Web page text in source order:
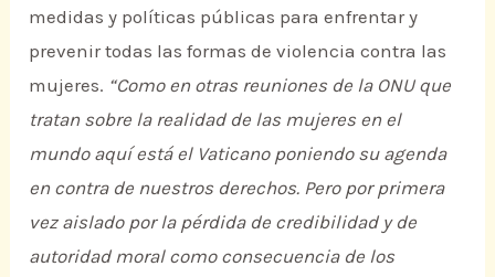
medidas y políticas públicas para enfrentar y
prevenir todas las formas de violencia contra las
mujeres. “Como en otras reuniones de la ONU que
tratan sobre la realidad de las mujeres en el
mundo aquí está el Vaticano poniendo su agenda
en contra de nuestros derechos. Pero por primera
vez aislado por la pérdida de credibilidad y de
autoridad moral como consecuencia de los